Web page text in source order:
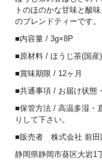
トのほのかな甘味と酸
のブレンドティーです。
■内容量 / 3g×8P
■原材料 / ほうじ茶(国産
■賞味期限 / 12ヶ月
■共通事項 / お届け状態
■保管方法 / 高温多湿・
りして下さい。
■販売者 株式会社 前田
静岡県静岡市葵区大岩1